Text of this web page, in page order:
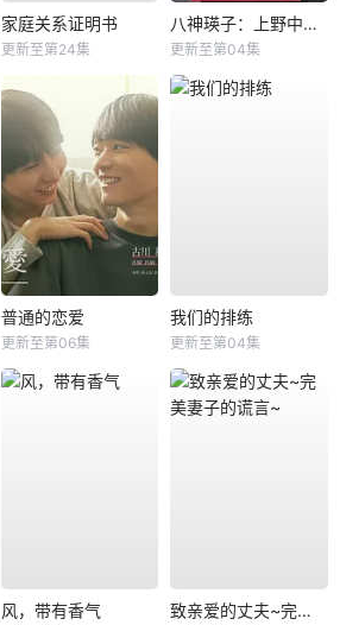
家庭关系证明书
更新至第24集
八神瑛子：上野中央署组织犯罪对策课
更新至第04集
普通的恋爱
更新至第06集
我们的排练
更新至第04集
风，带有香气 致亲爱的丈夫~完美妻子的谎言~